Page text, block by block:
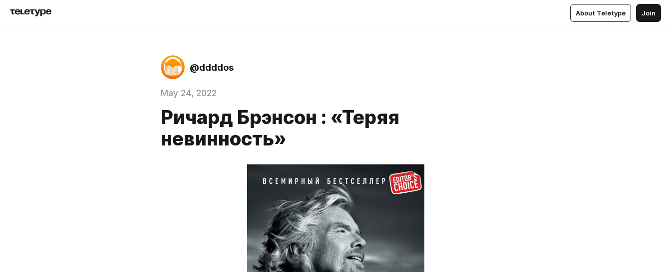
About Teletype Join
@ddddos
May 24, 2022
Ричард Брэнсон : «Теряя
невинность»